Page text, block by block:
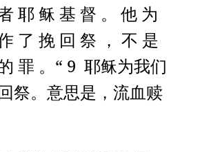
耶 稣 基 督 。
他 为
了 挽 回 祭 ， 不 是
罪 。“ 9 耶稣为我们
祭。意思是，流血赎